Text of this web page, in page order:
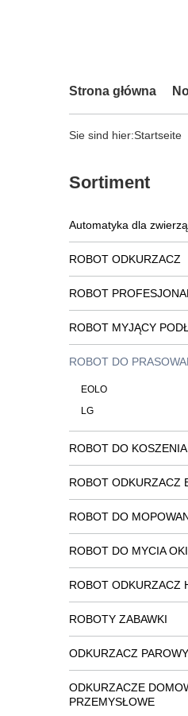
Strona główna
Sie sind hier:Startseite
Sortiment
Automatyka dla
ROBOT ODKURZACZ
ROBOT
ROBOT MYJĄCY
ROBOT DO
EOLO
LG
ROBOT DO
ROBOT ODKURZACZ
ROBOT DO
ROBOT DO MYCIA
ROBOT ODKURZACZ
ROBOTY ZABAWKI
ODKURZACZ PAROWY
ODKURZACZE
PRZEMYSŁOWE